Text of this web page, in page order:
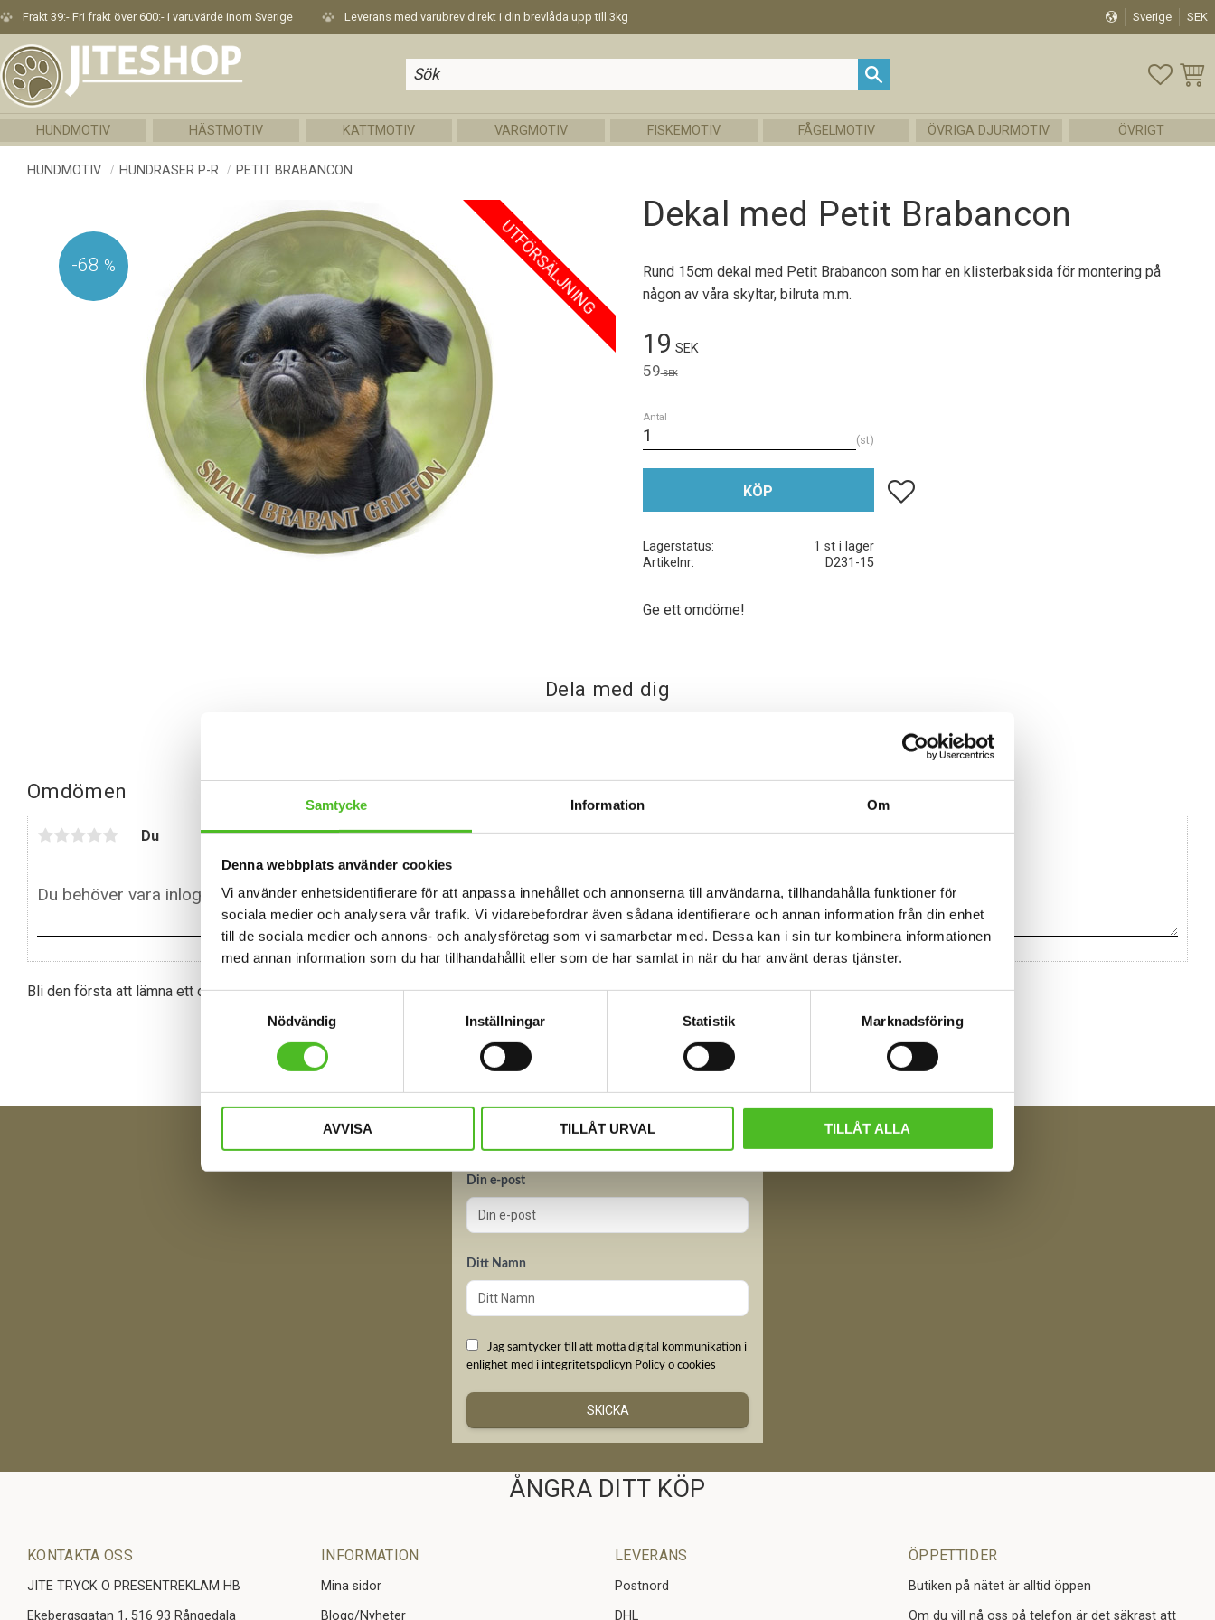
Samtycke Information Om
Denna webbplats använder cookies
Vi använder enhetsidentifierare för att anpassa innehållet och annonserna till användarna, tillhandahålla funktioner för
sociala medier och analysera vår trafik. Vi vidarebefordrar även sådana identifierare och annan information från din enhet
till de sociala medier och annons- och analysföretag som vi samarbetar med. Dessa kan i sin tur kombinera informationen
med annan information som du har tillhandahållit eller som de har samlat in när du har använt deras tjänster.
Samtyckesval
Nödvändig
Inställningar Statistik Marknadsföring
AVVISA TILLÅT URVAL TILLÅT ALLA
Frakt 39:- Fri frakt över 600:- i varuvärde inom Sverige Leverans med varubrev direkt i din brevlåda upp till 3kg Sverige SEK
HUNDMOTIV HÄSTMOTIV KATTMOTIV VARGMOTIV FISKEMOTIV FÅGELMOTIV ÖVRIGA DJURMOTIV ÖVRIGT
HUNDMOTIV HUNDRASER P-R PETIT BRABANCON
Dekal med Petit Brabancon
Rund 15cm dekal med Petit Brabancon som har en klisterbaksida för montering på
någon av våra skyltar, bilruta m.m.
68 % UTFÖRSÄLJNING
Nedsatt pris:
19 SEK
Ordinarie pris:
59SEK
Antal
st
KÖP Lägg till i favoriter
Lagerstatus
1 st i lager
Artikelnr
D231-15
Ge ett omdöme!
Dela med dig
Omdömen
Du
Bli den första att lämna ett omdöme.
Din e-post
Ditt Namn
Jag samtycker till att motta digital kommunikation i
enlighet med i integritetspolicyn Policy o cookies
SKICKA
ÅNGRA DITT KÖP
KONTAKTA OSS
JITE TRYCK O PRESENTREKLAM HB
Ekebergsgatan 1, 516 93 Rångedala
INFORMATION
Mina sidor
Blogg/Nyheter
LEVERANS
Postnord
DHL
ÖPPETTIDER
Butiken på nätet är alltid öppen
Om du vill nå oss på telefon är det säkrast att